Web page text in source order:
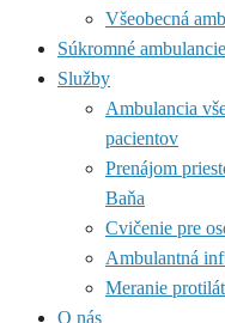
Všeobecná
Súkromné ambulancie
Služby
Ambulancia
pacientov
Prenájom
Baňa
Cvičenie pre
Ambulantná
Meranie
O nás